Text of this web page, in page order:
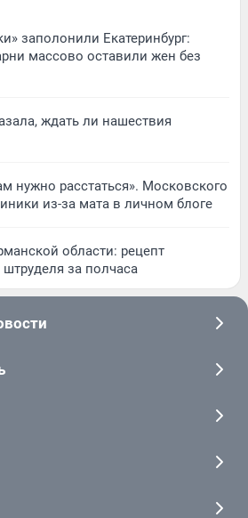
заполонили Екатеринбург:
массово оставили жен без
ждать ли нашествия
нужно расстаться». Московского
из-за мата в личном блоге
области: рецепт
штруделя за полчаса